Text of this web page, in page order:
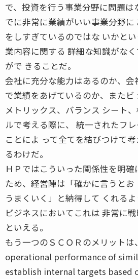
で、投資を行う事業分野に問題は
でに非常に業績がいい事業分野
をしすぎているのではな いかと
業内容に関する 詳細な知識がな
がで きることだ。
会社に充分な能力はあるのか、会
で業績をあげているのか、またビ
メトリックス、バランス シート
ルで考える際に、 統一されたフ
ことによ って全てを結びつけて
るわけだ。
ＨＰではこういった関係性を明
ため、経営陣は「確かに言うとお
うまくいく」と納得して くれるよ
ビジネスにおいてこれは 非常に
といえる。
もう一つのＳＣＯＲのメリット
operational performance of
establish internal targets based